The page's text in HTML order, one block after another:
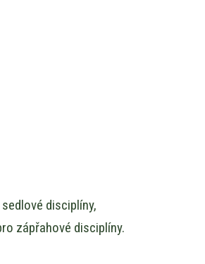
disciplíny,
zápřahové disciplíny.